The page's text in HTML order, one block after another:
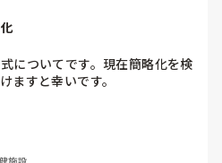
についてです。現在簡略化を検
ますと幸いです。
ます。つまるところ、用を成せ
ものと言う考えなのですが…。